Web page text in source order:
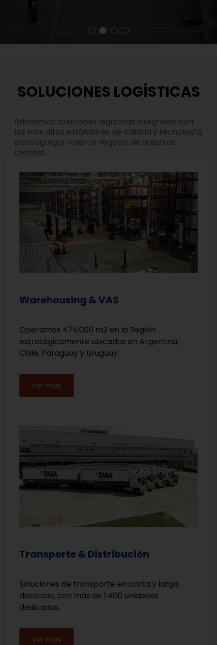
SOLUCIONES LOGÍSTICAS
Brindamos soluciones logísticas integrales, con
los mas altos estándares de calidad y tecnología,
para agregar valor al negocio de nuestros
clientes..
Warehousing & VAS
Operamos 475.000 m2 en la Región
estratégicamente ubicados en Argentina,
Chile, Paraguay y Uruguay.
Ver más
Transporte & Distribución
Soluciones de transporte en corta y larga
distancia, con más de 1.400 unidades
dedicadas.
Ver más